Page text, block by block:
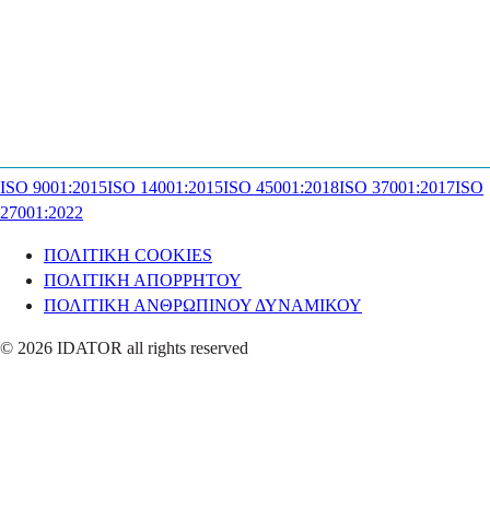
ISO 9001:2015ISO 14001:2015ISO 45001:2018ISO 37001:2017ISO
27001:2022
ΠΟΛΙΤΙΚΗ COOKIES
ΠΟΛΙΤΙΚΗ ΑΠΟΡΡΗΤΟΥ
ΠΟΛΙΤΙΚΗ ΑΝΘΡΩΠΙΝΟΥ ΔΥΝΑΜΙΚΟΥ
© 2026 IDATOR all rights reserved